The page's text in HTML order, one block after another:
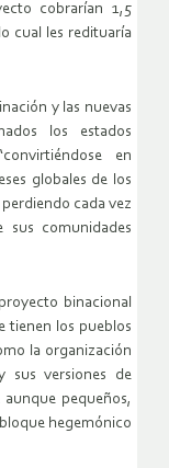
cobrarían 1,5
cual les redituaría
y las nuevas
los estados
en
globales de los
cada vez
sus comunidades
binacional
tienen los pueblos
la organización
sus versiones de
pequeños,
hegemónico